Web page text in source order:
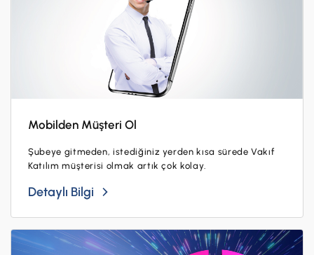
Ödemeler ve Hizmetler
Başvuru Yap
Nakit Yönetimi
Sigorta ve Emeklilik
Kampanyalar
Mobilden Müşteri Ol
Şubeye gitmeden, istediğiniz yerden kısa sürede Vakıf
Katılım müşterisi olmak artık çok kolay.
Detaylı Bilgi